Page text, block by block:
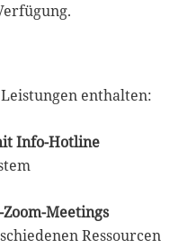
enthalten:
Info-Hotline
Meetings
Ressourcen